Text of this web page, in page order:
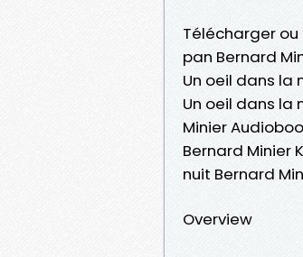
Télécharger ou
pan Bernard
Un oeil dans la
Un oeil dans la
Minier
Bernard Minier
nuit Bernard
Overview